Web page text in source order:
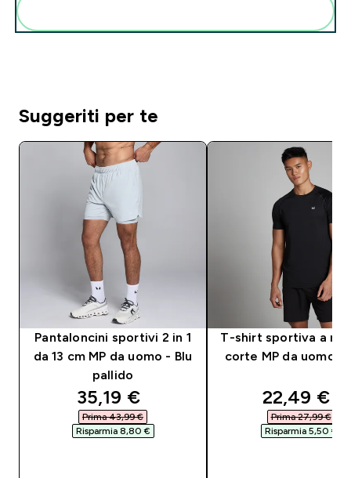
Suggeriti per te
Pantaloncini sportivi 2 in 1
da 13 cm MP da uomo - Blu
pallido
discounted price
35,19 €‎
Prima 43,99 €‎
Risparmia 8,80 €‎
T-shirt sportiva a
corte MP da uomo -
22,49 €‎
Prima 27,99 €‎
Risparmia 5,50 €‎